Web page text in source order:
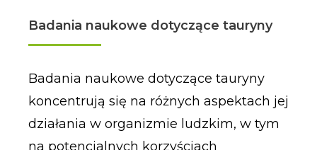
Badania naukowe dotyczące tauryny
Badania naukowe dotyczące tauryny
koncentrują się na różnych aspektach jej
działania w organizmie ludzkim, w tym
na potencjalnych korzyściach